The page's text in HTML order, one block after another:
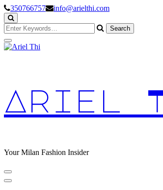
Skip
to
Content
350766757 info@arielthi.com
Looking
for
Something?
Ariel
Your Milan Fashion Insider